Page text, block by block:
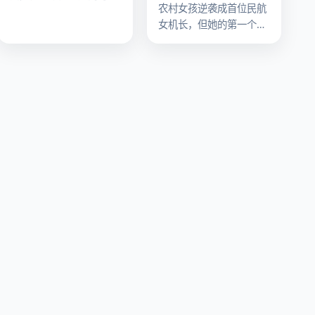
农村女孩逆袭成首位民航
女机长，但她的第一个航